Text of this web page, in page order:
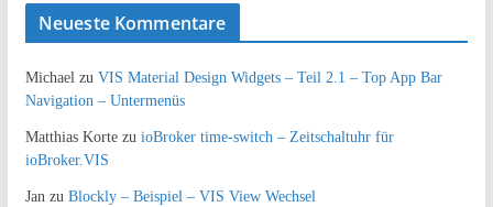
Neueste Kommentare
Michaelzu VIS Material Design Widgets – Teil 2.1 – Top App Bar
Navigation – Untermenüs
Matthias Kortezu ioBroker time-switch – Zeitschaltuhr für
ioBroker.VIS
Janzu Blockly – Beispiel – VIS View Wechsel